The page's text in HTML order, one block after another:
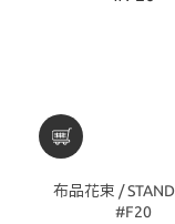
布品花束 /
#F20